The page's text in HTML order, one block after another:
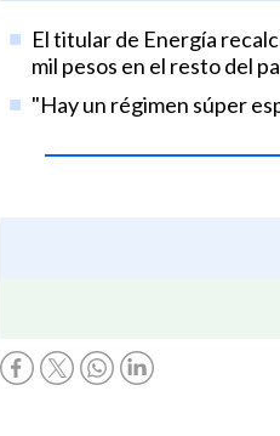
El titular de Energía
mil pesos en el resto del
"Hay un régimen súper